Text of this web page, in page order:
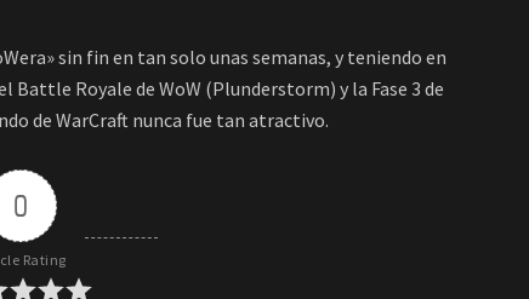
sin fin en tan solo unas semanas, y teniendo en
Royale de WoW (Plunderstorm) y la Fase 3 de
de WarCraft nunca fue tan atractivo.
0
Rating